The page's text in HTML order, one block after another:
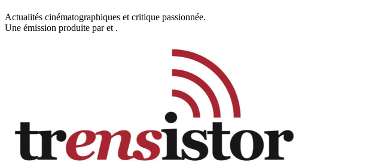
Actualités cinématographiques et critique passionnée.
Une émission produite paret .